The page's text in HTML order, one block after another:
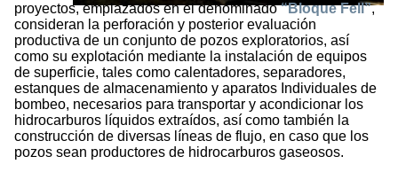
proyectos, emplazados en el denominado“Bloque Fell”,
consideran la perforación y posterior evaluación
productiva de un conjunto de pozos exploratorios, así
como su explotación mediante la instalación de equipos
de superficie, tales como calentadores, separadores,
estanques de almacenamiento y aparatos Individuales de
bombeo, necesarios para transportar y acondicionar los
hidrocarburos líquidos extraídos, así como también la
construcción de diversas líneas de flujo, en caso que los
pozos sean productores de hidrocarburos gaseosos.